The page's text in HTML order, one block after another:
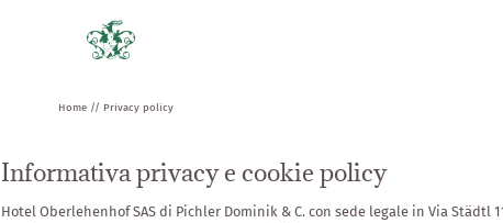
Home // Privacy policy
Informativa privacy e cookie policy
Hotel Oberlehenhof SAS di Pichler Dominik & C. con sede legale in Via Städtl